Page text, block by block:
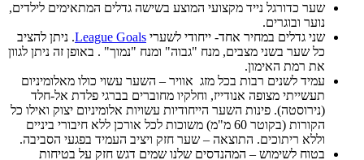
שער כדורגל נייד מקצועי המוצע בשישה גדלים המתאימים לילדים,
נוער ובוגרים.
שני גדלים במחיר אחד- ייחודי לשערי League Goals. ניתן להציב
כל שער בשני מצבים, מנח "גבוה" ומנח "נמוך" . באופן זה ניתן לגוון
את רמת האימון.
עמיד לשנים רבות בכל מזג אוויר – השער עשוי כולו מאלומיניום
תעשייתי מצופה אנודייז, וחלקיו מחוברים בברגי פלדת אל-חלד
(נירוסטה). פינות השער הייחודיות עשויות אלומיניום יצוק ואילו כל
הקורות (בקוטר 60 מ"מ) משוכות לכל אורכן ללא חיבורי ביניים
וללא ריתוכים. התוצאה – שער חזק ויציב העמיד בפגעי הסביבה.
בטוח לשימוש – המהנדסים שלנו שמים דגש חזק על בטיחות